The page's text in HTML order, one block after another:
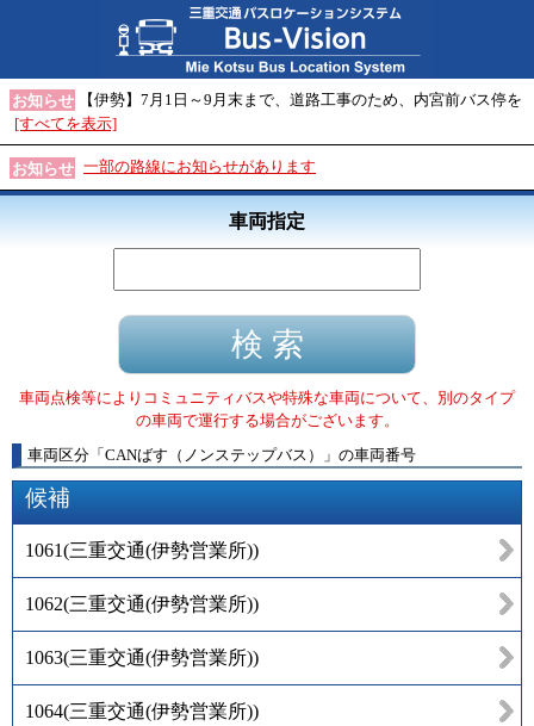
お知らせ
【伊勢】7月1日～9月末まで、道路工事のため、内宮前バス停を
[すべてを表示]
お知らせ 一部の路線にお知らせがあります
車両指定
車両点検等によりコミュニティバスや特殊な車両について、別のタイプ
の車両で運行する場合がございます。
車両区分 「 CANばす（ノンステップバス） 」 の車両番号
候補
1061(三重交通(伊勢営業所))
1062(三重交通(伊勢営業所))
1063(三重交通(伊勢営業所))
1064(三重交通(伊勢営業所))